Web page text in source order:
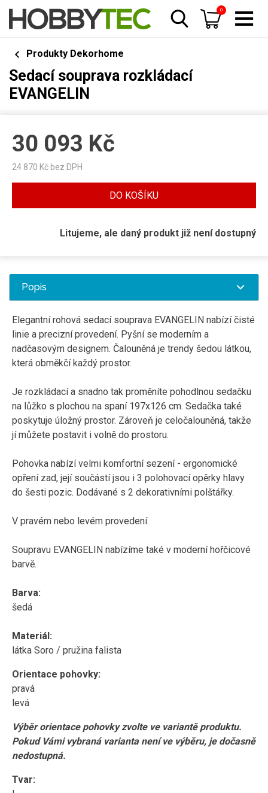
0
Produkty Dekorhome
Sedací souprava rozkládací
EVANGELIN
30 093 Kč
24 870 Kč bez DPH
DO KOŠÍKU
Litujeme, ale daný produkt již není dostupný
Popis
Elegantní rohová sedací souprava EVANGELIN nabízí čisté
linie a precizní provedení. Pyšní se moderním a
nadčasovým designem. Čalouněná je trendy šedou látkou,
která obměkčí každý prostor.
Je rozkládací a snadno tak proměníte pohodlnou sedačku
na lůžko s plochou na spaní 197x126 cm. Sedačka také
poskytuje úložný prostor. Zároveň je celočalouněná, takže
jí můžete postavit i volně do prostoru.
Pohovka nabízí velmi komfortní sezení - ergonomické
opření zad, její součástí jsou i 3 polohovací opěrky hlavy
do šesti pozic. Dodávané s 2 dekorativními polštářky.
V pravém nebo levém provedení.
Soupravu EVANGELIN nabízíme také v moderní hořčicové
barvě.
Barva:
šedá
Materiál:
látka Soro / pružina falista
Orientace pohovky:
pravá
levá
Výběr orientace pohovky zvolte ve variantě produktu.
Pokud Vámi vybraná varianta není ve výběru, je dočasně
nedostupná.
Tvar: